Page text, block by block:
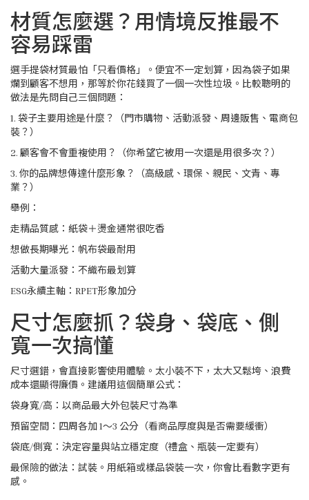
材質怎麼選？用情境反推最不
容易踩雷
選手提袋材質最怕「只看價格」。便宜不一定划算，因為袋子如果
爛到顧客不想用，那等於你花錢買了一個一次性垃圾。比較聰明的
做法是先問自己三個問題：
1. 袋子主要用途是什麼？（門市購物、活動派發、周邊販售、電商包
裝？）
2. 顧客會不會重複使用？（你希望它被用一次還是用很多次？）
3. 你的品牌想傳達什麼形象？（高級感、環保、親民、文青、專
業？）
舉例：
走精品質感：紙袋＋燙金通常很吃香
想做長期曝光：帆布袋最耐用
活動大量派發：不織布最划算
ESG永續主軸：RPET形象加分
尺寸怎麼抓？袋身、袋底、側
寬一次搞懂
尺寸選錯，會直接影響使用體驗。太小裝不下，太大又鬆垮、浪費
成本還顯得廉價。建議用這個簡單公式：
袋身寬/高：以商品最大外包裝尺寸為準
預留空間：四周各加 1～3 公分（看商品厚度與是否需要緩衝）
袋底/側寬：決定容量與站立穩定度（禮盒、瓶裝一定要有）
最保險的做法：試裝。用紙箱或樣品袋裝一次，你會比看數字更有
感。